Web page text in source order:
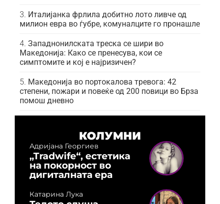
Италијанка фрлила добитно лото ливче од
милион евра во ѓубре, комуналците го пронашле
Западнонилската треска се шири во
Македонија: Како се пренесува, кои се
симптомите и кој е најризичен?
Македонија во портокалова тревога: 42
степени, пожари и повеќе од 200 повици во Брза
помош дневно
КОЛУМНИ
Адријана Георгиев
„Tradwife“, естетика
на покорност во
дигиталната ера
Катарина Лука